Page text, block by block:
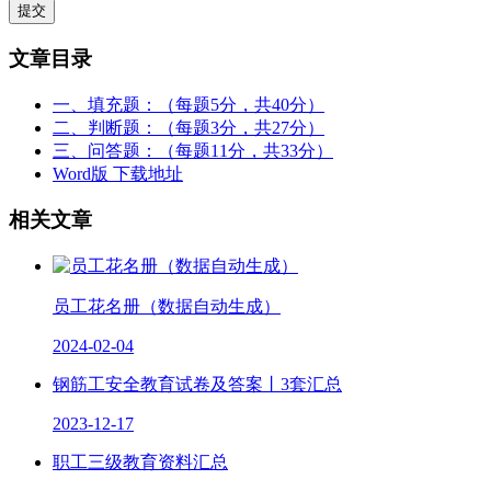
文章目录
一、填充题：（每题5分，共40分）
二、判断题：（每题3分，共27分）
三、问答题：（每题11分，共33分）
Word版 下载地址
相关文章
员工花名册（数据自动生成）
2024-02-04
钢筋工安全教育试卷及答案丨3套汇总
2023-12-17
职工三级教育资料汇总